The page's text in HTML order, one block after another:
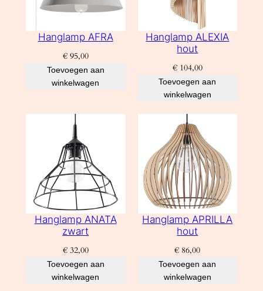
Hanglamp AFRA
€95,00
Toevoegen aan
winkelwagen
Hanglamp ALEXIA
hout
€104,00
Toevoegen aan
winkelwagen
Hanglamp ANATA
zwart
€32,00
Toevoegen aan
winkelwagen
Hanglamp APRILLA
hout
€ 86,00
Toevoegen aan
winkelwagen